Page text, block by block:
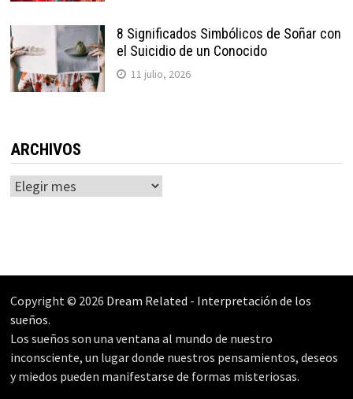
8 Significados Simbólicos de Soñar con
el Suicidio de un Conocido
11 julio, 2026
ARCHIVOS
Archivos
Copyright © 2026 Dream Related - Interpretación de los
sueños.
Los sueños son una ventana al mundo de nuestro
inconsciente, un lugar donde nuestros pensamientos, deseos
y miedos pueden manifestarse de formas misteriosas.